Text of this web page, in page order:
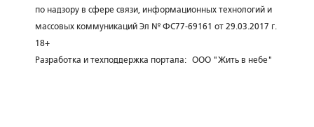
по надзору в сфере связи, информационных технологий и
массовых коммуникаций Эл № ФС77-69161 от 29.03.2017 г.
18+
Разработка и техподдержка портала: ООО "Жить в небе"